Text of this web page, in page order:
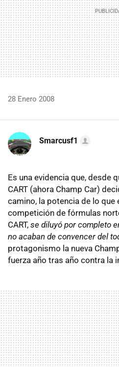
28 Enero 2008
Smarcusf1
Es una evidencia que, desde
CART (ahora Champ Car)
camino, la potencia de lo que
competición de fórmulas
CART, se diluyó por completo
no acaban de convencer del
protagonismo la nueva
fuerza año tras año contra la